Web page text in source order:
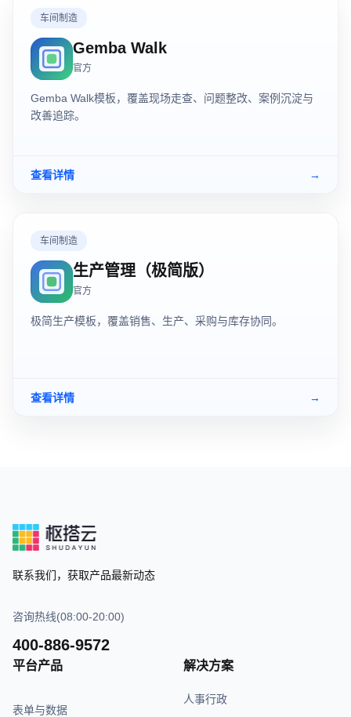
车间制造
Gemba Walk
官方
Gemba Walk模板，覆盖现场走查、问题整改、案例沉淀与
改善追踪。
查看详情 →
车间制造
生产管理（极简版）
官方
极简生产模板，覆盖销售、生产、采购与库存协同。
查看详情 →
联系我们，获取产品最新动态
咨询热线(08:00-20:00)
400-886-9572
平台产品
表单与数据
解决方案
人事行政